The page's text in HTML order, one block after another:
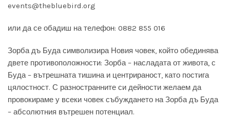
events@thebluebird.org
или да се обадиш на телефон: 0882 855 016
Зорба дъ Буда символизира Новия човек, който обединява
двете противоположности: Зорба – насладата от живота, с
Буда – вътрешната тишина и центрираност, като постига
цялостност. С разностранните си дейности желаем да
провокираме у всеки човек събуждането на Зорба дъ Буда
– абсолютния вътрешен потенциал.